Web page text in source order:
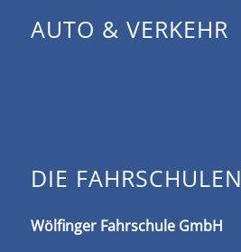
AUTO & VERKEHR
DIE FAHRSCHULEN
Wölfinger Fahrschule GmbH